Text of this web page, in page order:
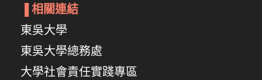
相關連結
東吳大學
東吳大學總務處
大學社會責任實踐專區